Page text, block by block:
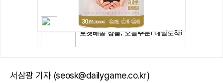
서삼광 기자 (seosk@dailygame.co.kr)